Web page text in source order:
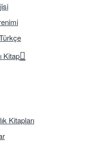
Kitap
Kitapları